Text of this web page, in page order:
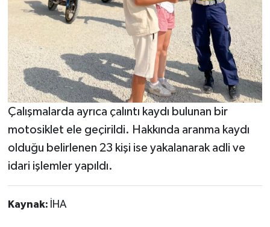
Çalışmalarda ayrıca çalıntı kaydı bulunan bir
motosiklet ele geçirildi. Hakkında aranma kaydı
olduğu belirlenen 23 kişi ise yakalanarak adli ve
idari işlemler yapıldı.
Kaynak: İHA